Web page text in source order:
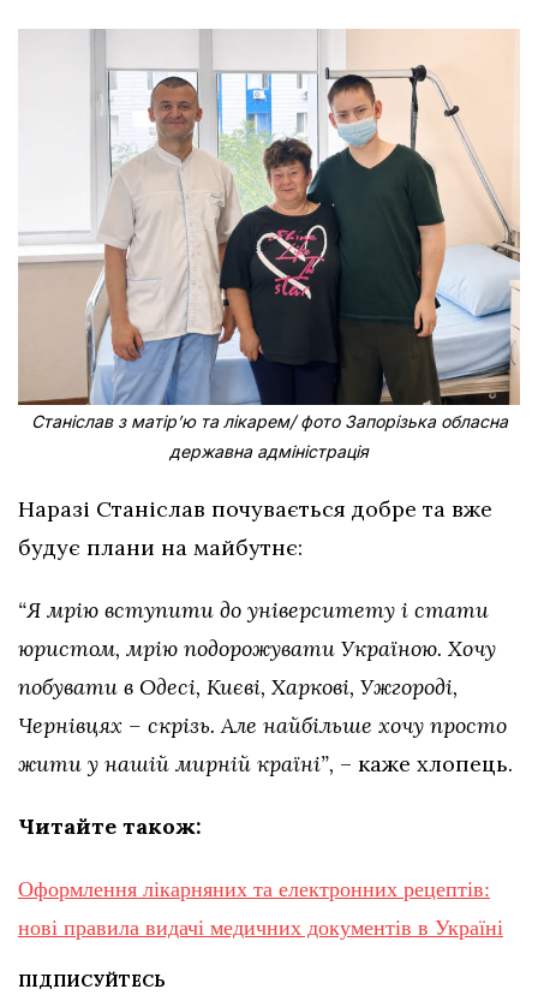
Станіслав з матірʼю та лікарем/ фото Запорізька обласна
державна адміністрація
Наразі Станіслав почувається добре та вже
будує плани на майбутнє:
“Я мрію вступити до університету і стати
юристом, мрію подорожувати Україною. Хочу
побувати в Одесі, Києві, Харкові, Ужгороді,
Чернівцях – скрізь. Але найбільше хочу просто
жити у нашій мирній країні”, – каже хлопець.
Читайте також:
Оформлення лікарняних та електронних рецептів:
нові правила видачі медичних документів в Україні
ПІДПИСУЙТЕСЬ